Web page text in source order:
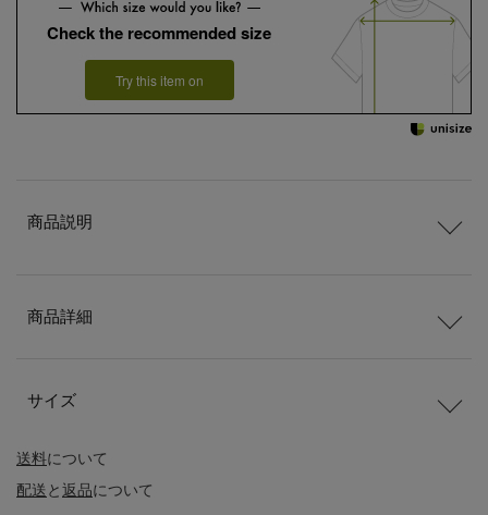
Check the recommended size
Try this item on
送料について
配送と返品について
商品説明
商品詳細
サイズ